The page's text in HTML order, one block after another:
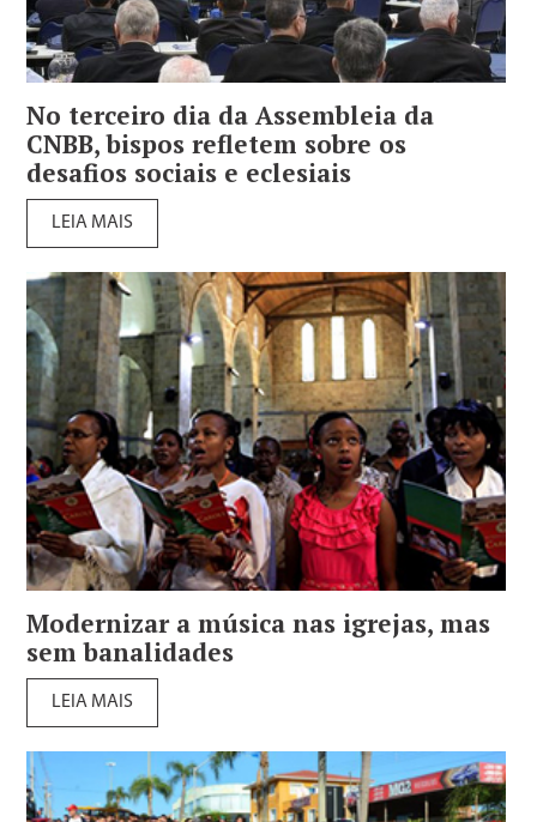
No terceiro dia da Assembleia da
CNBB, bispos refletem sobre os
desafios sociais e eclesiais
LEIA MAIS
Modernizar a música nas igrejas, mas
sem banalidades
LEIA MAIS